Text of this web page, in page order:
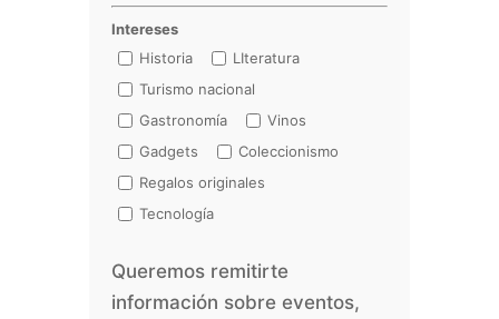
Intereses
Historia
LIteratura
Turismo nacional
Gastronomía
Vinos
Gadgets
Coleccionismo
Regalos originales
Tecnología
Queremos remitirte
información sobre eventos,